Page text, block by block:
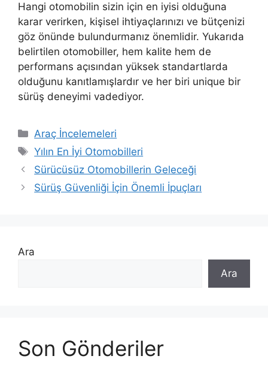
Hangi otomobilin sizin için en iyisi olduğuna
karar verirken, kişisel ihtiyaçlarınızı ve bütçenizi
göz önünde bulundurmanız önemlidir. Yukarıda
belirtilen otomobiller, hem kalite hem de
performans açısından yüksek standartlarda
olduğunu kanıtlamışlardır ve her biri unique bir
sürüş deneyimi vadediyor.
Kategoriler
Araç İncelemeleri
Etiketler
Yılın En İyi Otomobilleri
Sürücüsüz Otomobillerin Geleceği
Sürüş Güvenliği İçin Önemli İpuçları
Ara
Ara
Son Gönderiler